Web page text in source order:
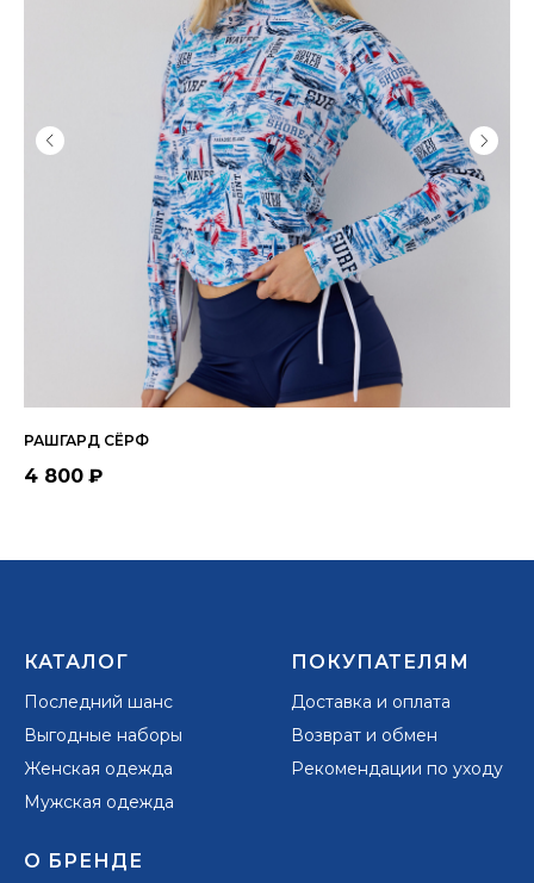
РАШГАРД СЁРФ
4 800 ₽
КАТАЛОГ
Последний шанс
Выгодные наборы
Женская одежда
Мужская одежда
ПОКУПАТЕЛЯМ
Доставка и оплата
Возврат и обмен
Рекомендации по уходу
О БРЕНДЕ